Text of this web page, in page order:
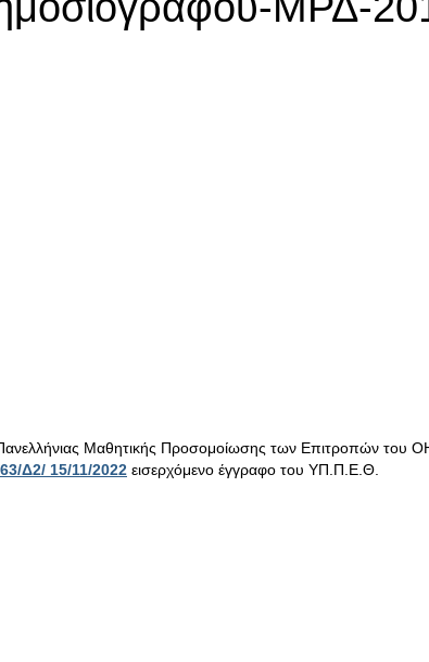
Μαθητικής Προσομοίωσης των Επιτροπών του
Δ2/ 15/11/2022 εισερχόμενο έγγραφο του ΥΠ.Π.Ε.Θ.